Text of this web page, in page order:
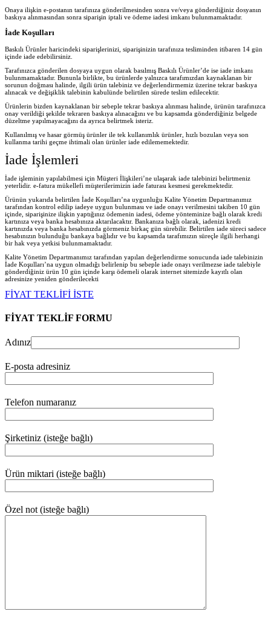
Onaya ilişkin e-postanın tarafınıza gönderilmesinden sonra ve/veya gönderdiğiniz dosyanın
baskıya alınmasından sonra siparişin iptali ve ödeme iadesi imkanı bulunmamaktadır.
İade Koşulları
Baskılı Ürünler haricindeki siparişlerinizi, siparişinizin tarafınıza tesliminden itibaren 14 gün
içinde iade edebilirsiniz.
Tarafınızca gönderilen dosyaya uygun olarak basılmış Baskılı Ürünler’de ise iade imkanı
bulunmamaktadır. Bununla birlikte, bu ürünlerde yalnızca tarafımızdan kaynaklanan bir
sorunun doğması halinde, ilgili ürün talebiniz ve değerlendirmemiz üzerine tekrar baskıya
alınacak ve değişiklik talebinin kabulünde belirtilen sürede teslim edilecektir.
Ürünlerin bizden kaynaklanan bir sebeple tekrar baskıya alınması halinde, ürünün tarafınızca
onay verildiği şekilde tekraren baskıya alınacağını ve bu kapsamda gönderdiğiniz belgede
düzeltme yapılmayacağını da ayrıca belirtmek isteriz.
Kullanılmış ve hasar görmüş ürünler ile tek kullanımlık ürünler, hızlı bozulan veya son
kullanma tarihi geçme ihtimali olan ürünler iade edilememektedir.
İade İşlemleri
İade işleminin yapılabilmesi için Müşteri İlişkileri’ne ulaşarak iade talebinizi belirtmeniz
yeterlidir. e-fatura mükellefi müşterilerimizin iade faturası kesmesi gerekmektedir.
Ürünün yukarıda belirtilen İade Koşulları’na uygunluğu Kalite Yönetim Departmanımız
tarafından kontrol edilip iadeye uygun bulunması ve iade onayı verilmesini takiben 10 gün
içinde, siparişinize ilişkin yaptığınız ödemenin iadesi, ödeme yönteminize bağlı olarak kredi
kartınıza veya banka hesabınıza aktarılacaktır. Bankanıza bağlı olarak, iadenizi kredi
kartınızda veya banka hesabınızda görmeniz birkaç gün sürebilir. Belirtilen iade süreci sadece
hesabınızın bulunduğu bankaya bağlıdır ve bu kapsamda tarafımızın süreçle ilgili herhangi
bir hak veya yetkisi bulunmamaktadır.
Kalite Yönetim Departmanımız tarafından yapılan değerlendirme sonucunda iade talebinizin
İade Koşulları’na uygun olmadığı belirlenip bu sebeple iade onayı verilmezse iade talebiyle
gönderdiğiniz ürün 10 gün içinde karşı ödemeli olarak internet sitemizde kayıtlı olan
adresinize yeniden gönderilecekti
FİYAT TEKLİFİ İSTE
FİYAT TEKLİF FORMU
Adınız
E-posta adresiniz
Telefon numaranız
Şirketiniz (isteğe bağlı)
Ürün miktari (isteğe bağlı)
Özel not (isteğe bağlı)